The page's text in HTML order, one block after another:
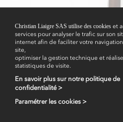
Christian Liaigre SAS utilise des cookies et
services pour analyser le trafic sur son
internet afin de faciliter votre navigation
site,
optimiser la gestion technique et
statistiques de visite.
Paramétrer les cookies >
En savoir plus sur notre politique de
confidentialité >